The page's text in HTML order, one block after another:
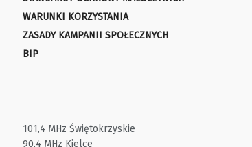
WARUNKI KORZYSTANIA
ZASADY KAMPANII SPOŁECZNYCH
BIP
101,4 MHz Świętokrzyskie
90,4 MHz Kielce